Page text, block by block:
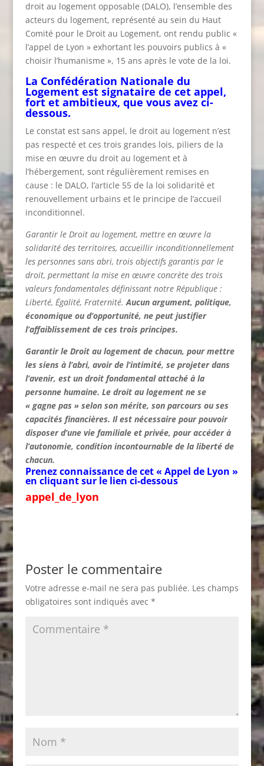
droit au logement opposable (DALO), l’ensemble des
acteurs du logement, représenté au sein du Haut
Comité pour le Droit au Logement, ont rendu public «
l’appel de Lyon » exhortant les pouvoirs publics à «
choisir l’humanisme », 15 ans après le vote de la loi.
La Confédération Nationale du
Logement est signataire de cet appel,
fort et ambitieux, que vous avez ci-
dessous.
Le constat est sans appel, le droit au logement n’est
pas respecté et ces trois grandes lois, piliers de la
mise en œuvre du droit au logement et à
l’hébergement, sont régulièrement remises en
cause : le DALO, l’article 55 de la loi solidarité et
renouvellement urbains et le principe de l’accueil
inconditionnel.
Garantir le Droit au logement, mettre en œuvre la
solidarité des territoires, accueillir inconditionnellement
les personnes sans abri, trois objectifs garantis par le
droit, permettant la mise en œuvre concrète des trois
valeurs fondamentales définissant notre République :
Liberté, Égalité, Fraternité.Aucun argument, politique,
économique ou d’opportunité, ne peut justifier
l’affaiblissement de ces trois principes.
Garantir le Droit au logement de chacun, pour mettre
les siens à l’abri, avoir de l’intimité, se projeter dans
l’avenir, est un droit fondamental attaché à la
personne humaine. Le droit au logement ne se
« gagne pas » selon son mérite, son parcours ou ses
capacités financières. Il est nécessaire pour pouvoir
disposer d’une vie familiale et privée, pour accéder à
l’autonomie, condition incontournable de la liberté de
chacun.
Prenez connaissance de cet « Appel de Lyon »
en cliquant sur le lien ci-dessous
appel_de_lyon
Poster le commentaire
Votre adresse e-mail ne sera pas publiée. Les champs
obligatoires sont indiqués avec *